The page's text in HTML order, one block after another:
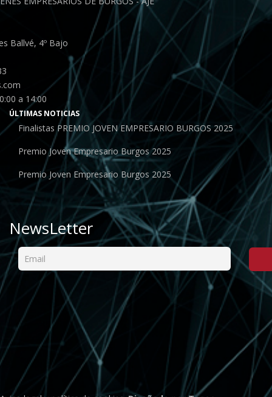
Ballvé, 4º Bajo
a 14:00
ÚLTIMAS NOTICIAS
Finalistas PREMIO JOVEN EMPRESARIO BURGOS 2025
Premio Joven Empresario Burgos 2025
Premio Joven Empresario Burgos 2025
NewsLetter